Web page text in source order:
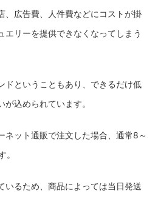
、広告費、人件費などにコストが掛
エリーを提供できなくなってしまう
ドということもあり、できるだけ低
込められています。
ネット通販で注文した場合、通常8～
。
いるため、商品によっては当日発送